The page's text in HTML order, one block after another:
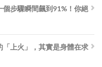
步驟瞬間飆到91%！你絕
上火」，其實是身體在求